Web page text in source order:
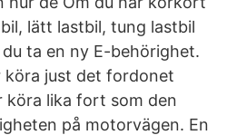
lätt lastbil, tung lastbil
ta en ny E-behörighet.
just det fordonet
lika fort som den
på motorvägen. En